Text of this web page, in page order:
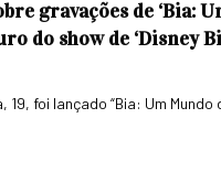
gravações de ‘Bia:
do show de ‘Disney
foi lançado “Bia: Um Mundo